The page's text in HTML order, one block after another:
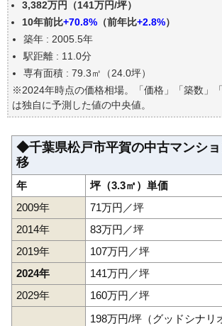
千葉県松戸市平賀の中古マンションの
例
公示地価はいくら
エリアの将来性を人口予想から検討し
自分の年収でいくらの不動産が買える
3,382万円（141万円/坪）
10年前比+70.8% （前年比+2.8%）
築年 : 2005.5年
駅距離 : 11.0分
専有面積 : 79.3㎡（24.0坪）
※2024年時点の価格相場。「価格」「築数」「
は独自に予測した値の中央値。
◆千葉県松戸市平賀の中古マンシ
移
年
坪（3.3㎡）単価
2009年
71万円／坪
2014年
83万円／坪
2019年
107万円／坪
2024年
141万円／坪
2029年
160万円／坪
198万円/坪（グッドシナリ